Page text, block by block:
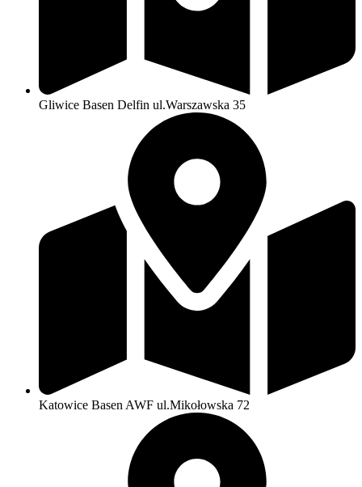
Gliwice Basen Delfin ul.Warszawska 35
Katowice Basen AWF ul.Mikołowska 72